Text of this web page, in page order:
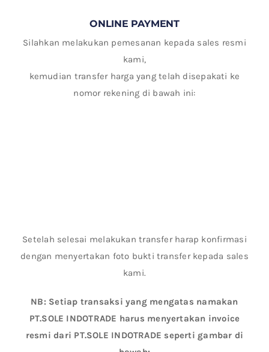
ONLINE PAYMENT
Silahkan melakukan pemesanan kepada sales resmi
kami,
kemudian transfer harga yang telah disepakati ke
nomor rekening di bawah ini:
Setelah selesai melakukan transfer harap konfirmasi
dengan menyertakan foto bukti transfer kepada sales
kami.
NB: Setiap transaksi yang mengatas namakan
PT.SOLE INDOTRADE harus menyertakan invoice
resmi dari PT.SOLE INDOTRADE seperti gambar di